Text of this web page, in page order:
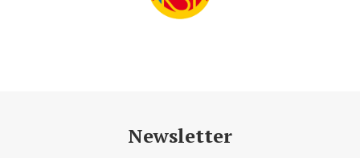
Newsletter